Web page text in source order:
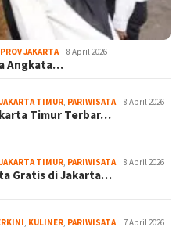
JAKARTA 8 April 2026
Angkata…
JAKARTA TIMUR PARIWISATA 8 April 2026
Timur Terbar…
JAKARTA TIMUR PARIWISATA 8 April 2026
Gratis di Jakarta…
KULINER PARIWISATA 7 April 2026